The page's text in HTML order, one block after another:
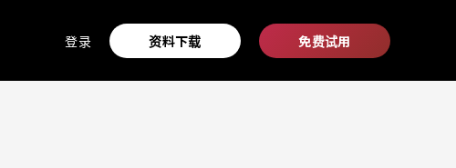
登录 资料下载 免费试用